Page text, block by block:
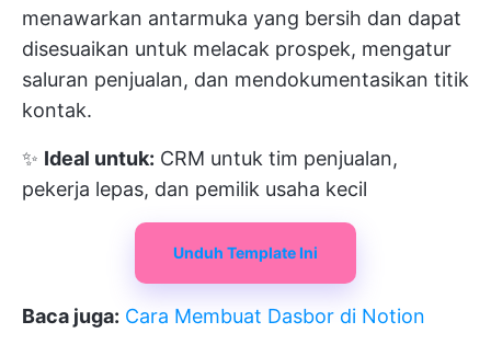
menawarkan antarmuka yang bersih dan dapat
disesuaikan untuk melacak prospek, mengatur
saluran penjualan, dan mendokumentasikan titik
kontak.
✨ Ideal untuk: CRM untuk tim penjualan,
pekerja lepas, dan pemilik usaha kecil
Unduh Template Ini
Baca juga: Cara Membuat Dasbor di Notion